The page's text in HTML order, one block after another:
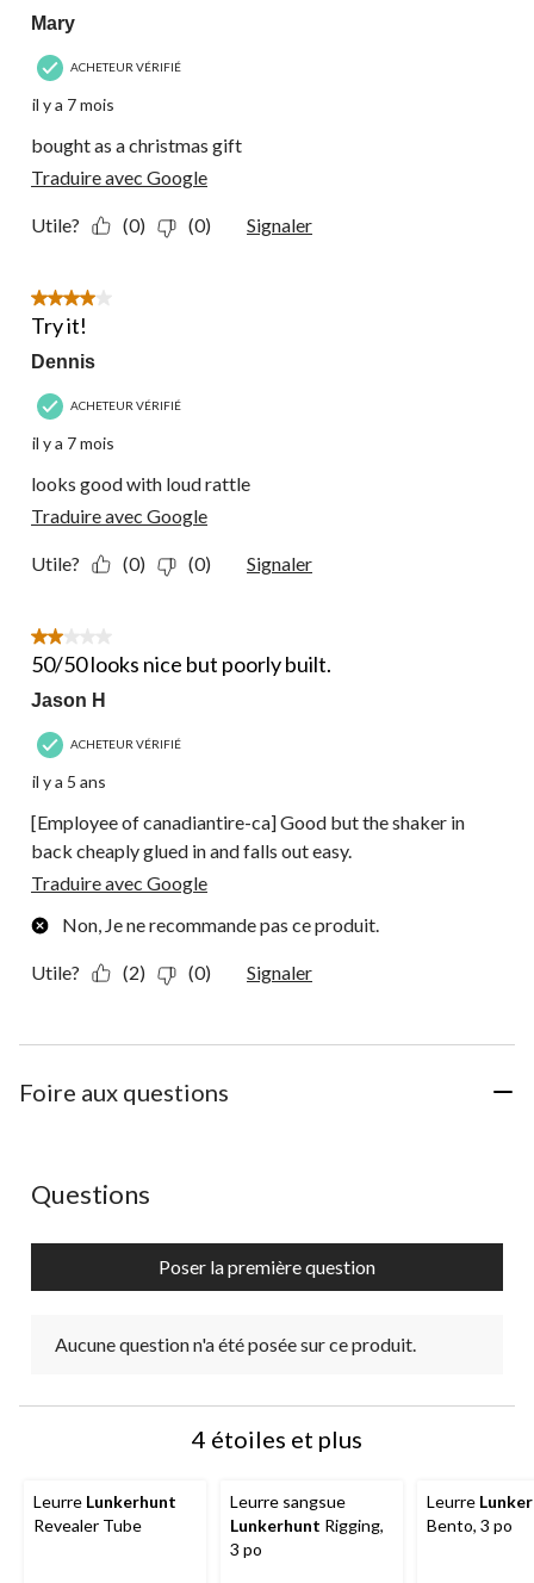
Mary
ACHETEUR VÉRIFIÉ
il y a 7 mois
bought as a christmas gift
Traduire avec Google
Utile? (0) (0) Signaler
4 étoile(s) sur 5.
Try it!
Dennis
ACHETEUR VÉRIFIÉ
il y a 7 mois
looks good with loud rattle
Traduire avec Google
Utile? (0) (0) Signaler
2 étoile(s) sur 5.
50/50 looks nice but poorly built.
Jason H
ACHETEUR VÉRIFIÉ
il y a 5 ans
[Employee of canadiantire-ca] Good but the shaker in
back cheaply glued in and falls out easy.
Traduire avec Google
Non, Je ne recommande pas ce produit.
Utile? (2) (0) Signaler
Foire aux questions
Aucune question n'a été posée sur ce produit.
Questions
Poser la première question
Aucune question n'a été posée sur ce produit.
4 étoiles et plus
Leurre Lunkerhunt
Revealer Tube
Leurre sangsue
Lunkerhunt Rigging,
3 po
Leurre
Bento, 3 po